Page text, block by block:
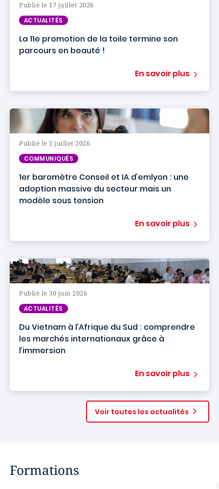
Publié le 17 juillet 2026
ACTUALITÉS
La 11e promotion de la toile termine son
parcours en beauté !
En savoir plus
Publié le 2 juillet 2026
COMMUNIQUÉS
1er baromètre Conseil et IA d’emlyon : une
adoption massive du secteur mais un
modèle sous tension
En savoir plus
Publié le 30 juin 2026
ACTUALITÉS
Du Vietnam à l’Afrique du Sud : comprendre
les marchés internationaux grâce à
l’immersion
En savoir plus
Voir toutes les actualités
Formations